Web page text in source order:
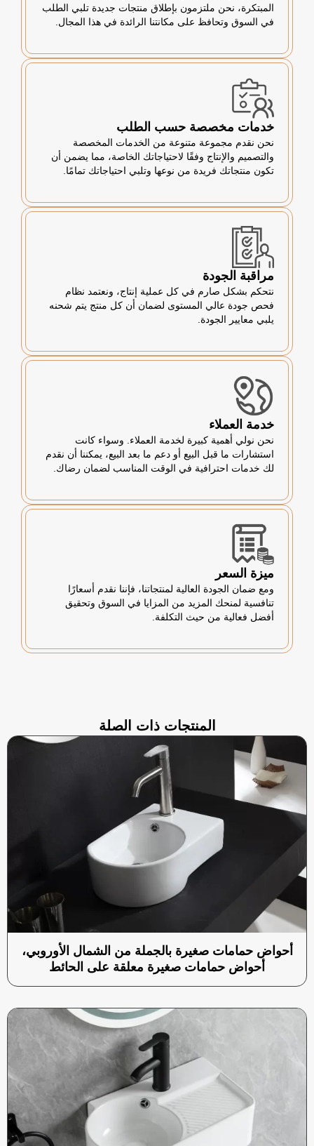
المبتكرة، نحن ملتزمون بإطلاق منتجات جديدة تلبي الطلب
في السوق وتحافظ على مكانتنا الرائدة في هذا المجال.
خدمات مخصصة حسب الطلب
نحن نقدم مجموعة متنوعة من الخدمات المخصصة
والتصميم والإنتاج وفقًا لاحتياجاتك الخاصة، مما يضمن أن
تكون منتجاتك فريدة من نوعها وتلبي احتياجاتك تمامًا.
مراقبة الجودة
نتحكم بشكل صارم في كل عملية إنتاج، ونعتمد نظام
فحص جودة عالي المستوى لضمان أن كل منتج يتم شحنه
يلبي معايير الجودة.
خدمة العملاء
نحن نولي أهمية كبيرة لخدمة العملاء. وسواء كانت
استشارات ما قبل البيع أو دعم ما بعد البيع، يمكننا أن نقدم
لك خدمات احترافية في الوقت المناسب لضمان رضاك.
ميزة السعر
ومع ضمان الجودة العالية لمنتجاتنا، فإننا نقدم أسعارًا
تنافسية لمنحك المزيد من المزايا في السوق وتحقيق
أفضل فعالية من حيث التكلفة.
المنتجات ذات الصلة
أحواض حمامات صغيرة بالجملة من الشمال الأوروبي،
أحواض حمامات صغيرة معلقة على الحائط